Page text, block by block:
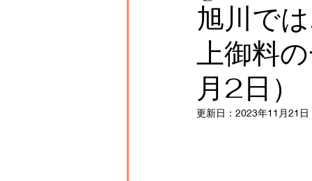
旭川で
上御料
月2日）
更新日： 2023年11月21日